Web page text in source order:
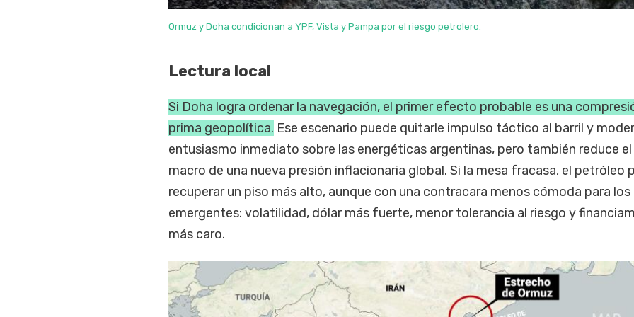
Ormuz y Doha condicionan a YPF, Vista y Pampa por el riesgo petrolero.
Lectura local
Si Doha logra ordenar la navegación, el primer efecto probable es una
prima geopolítica. Ese escenario puede quitarle impulso táctico al barril y
entusiasmo inmediato sobre las energéticas argentinas, pero también reduce
macro de una nueva presión inflacionaria global. Si la mesa fracasa, el petróleo
recuperar un piso más alto, aunque con una contracara menos cómoda para
emergentes: volatilidad, dólar más fuerte, menor tolerancia al riesgo y
más caro.